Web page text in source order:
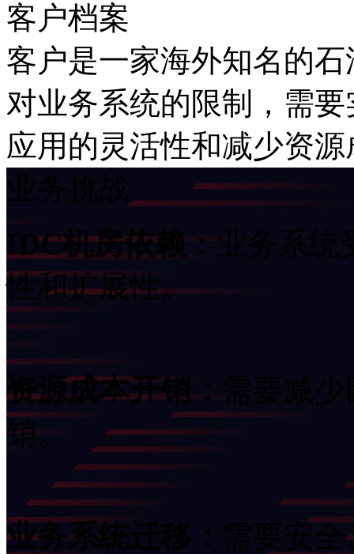
客户档案
客户是一家海外知名的石
对业务系统的限制，
应用的灵活性和减少资
IDC机房依赖： 业务系统
性和扩展性。
资源成本开销：
销。
业务系统迁移：
需要安